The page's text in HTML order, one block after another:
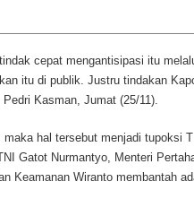
cepat mengantisipasi itu
itu di publik. Justru tindakan
Kasman, Jumat (25/11).
hal tersebut menjadi tupoksi
Gatot Nurmantyo, Menteri
Keamanan Wiranto membantah